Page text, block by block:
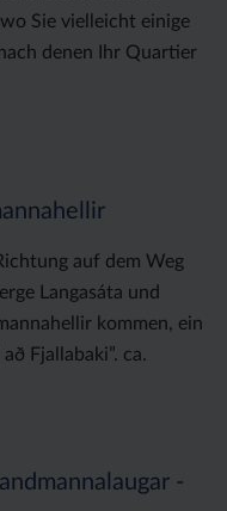
Sie vielleicht einige
denen Ihr Quartier
auf dem Weg
Langasáta und
kommen, ein
Fjallabaki”. ca.
-